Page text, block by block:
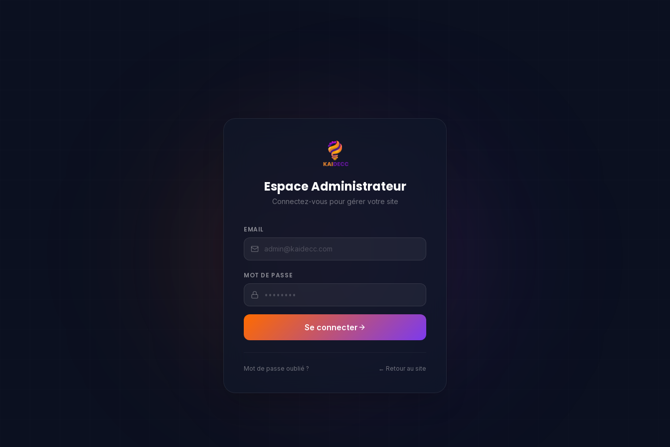
Espace Administrateur
Connectez-vous pour gérer votre site
EMAIL
MOT DE PASSE
Se connecter
Mot de passe oublié ? ← Retour au site